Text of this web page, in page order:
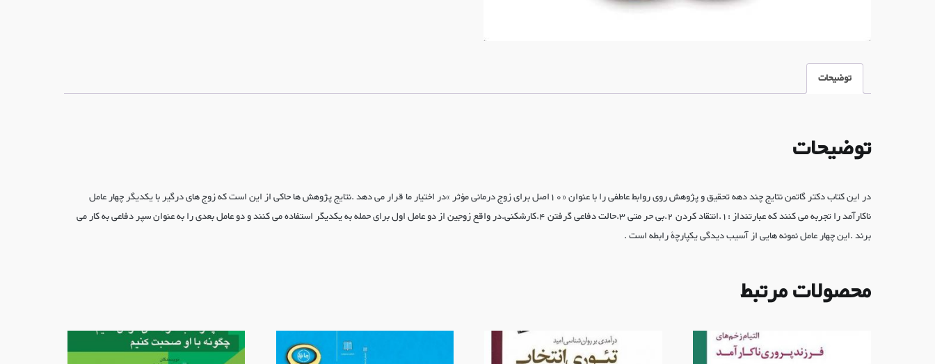
توضیحات
توضیحات
در این کتاب دکتر گاتمن نتایج چند دهه تحقیق و پژوهش روی روابط عاطفی را با عنوان «10اصل برای زوج درمانی مؤثر »در اختیار ما قرار می دهد .نتایج پژوهش ها حاکی از این است که زوج های درگیر با یکدیگر چهار عامل
ناکارآمد را تجربه می کنند که عبارتنداز :1.انتقاد کردن 2.بی حر متی 3.حالت دفاعی گرفتن 4.کارشکنی.در واقع زوجین از دو عامل اول برای حمله به یکدیگر استفاده می کنند و دو عامل بعدی را به عنوان سپر دفاعی به کار می
برند .این چهار عامل نمونه هایی از آسیب دیدگی یکپارچۀ رابطه است .
محصولات مرتبط